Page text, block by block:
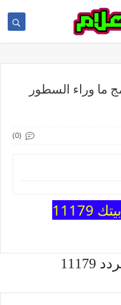
ما وراء السطور
(0)
11179